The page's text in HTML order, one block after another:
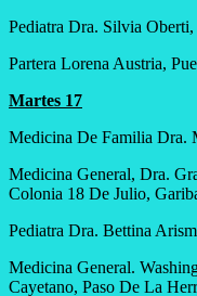
Pediatra Dra. Silvia
Partera Lorena Austria,
Martes 17
Medicina De Familia Dra.
Medicina General, Dra.
Colonia 18 De Julio,
Pediatra Dra. Bettina
Medicina General.
Cayetano, Paso De La